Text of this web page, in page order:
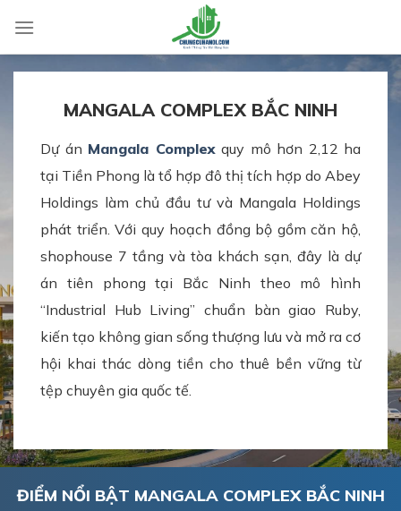
content
MANGALA COMPLEX BẮC NINH
Dự án Mangala Complexquy mô hơn 2,12 ha
tại Tiền Phong là tổ hợp đô thị tích hợp do Abey
Holdings làm chủ đầu tư và Mangala Holdings
phát triển. Với quy hoạch đồng bộ gồm căn hộ,
shophouse 7 tầng và tòa khách sạn, đây là dự
án tiên phong tại Bắc Ninh theo mô hình
“Industrial Hub Living” chuẩn bàn giao Ruby,
kiến tạo không gian sống thượng lưu và mở ra cơ
hội khai thác dòng tiền cho thuê bền vững từ
tệp chuyên gia quốc tế.
ĐIỂM NỔI BẬT MANGALA COMPLEX BẮC NINH